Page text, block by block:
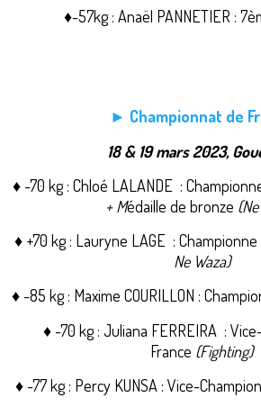
♦-57kg : Anaël PANNETIER :
► Championnat de
18 & 19 mars 2023,
♦ -70 kg : Chloé LALANDE :
+ Médaille de bronze
♦ +70 kg : Lauryne LAGE : Championne
Ne Waza)
♦ -85 kg : Maxime COURILLON :
♦ -70 kg : Juliana FERREIRA :
France (Fighting)
♦ -77 kg : Percy KUNSA : Vice-